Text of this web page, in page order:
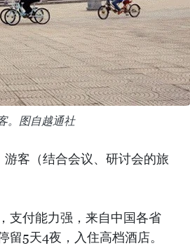
。图自越通社
客（结合会议、研讨会的旅
支付能力强，来自中国各省
5天4夜，入住高档酒店。